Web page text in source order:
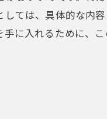
ては、具体的な内
に入れるために、